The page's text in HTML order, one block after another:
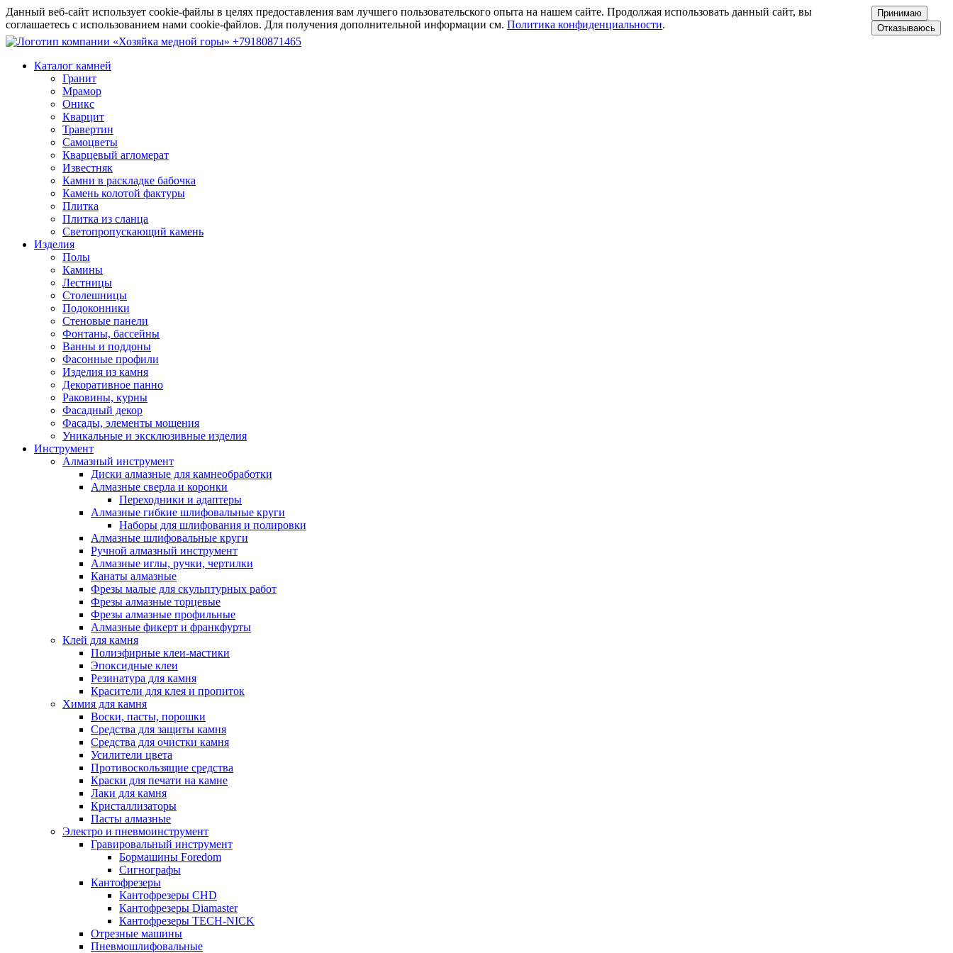
Данный веб-сайт использует cookie-файлы в целях предоставления вам лучшего пользовательского опыта на нашем сайте. Продолжая использовать данный сайт, вы
соглашаетесь с использованием нами cookie-файлов. Для получения дополнительной информации см. Политика конфиденциальности.
Принимаю
Отказываюсь
+79180871465
Каталог камней
Гранит
Мрамор
Оникс
Кварцит
Травертин
Самоцветы
Кварцевый агломерат
Известняк
Камни в раскладке бабочка
Камень колотой фактуры
Плитка
Плитка из сланца
Светопропускающий камень
Изделия
Полы
Камины
Лестницы
Столешницы
Подоконники
Стеновые панели
Фонтаны, бассейны
Ванны и поддоны
Фасонные профили
Изделия из камня
Декоративное панно
Раковины, курны
Фасадный декор
Фасады, элементы мощения
Уникальные и эксклюзивные изделия
Инструмент
Алмазный инструмент
Диски алмазные для камнеобработки
Алмазные сверла и коронки
Переходники и адаптеры
Алмазные гибкие шлифовальные круги
Наборы для шлифования и полировки
Алмазные шлифовальные круги
Ручной алмазный инструмент
Алмазные иглы, ручки, чертилки
Канаты алмазные
Фрезы малые для скульптурных работ
Фрезы алмазные торцевые
Фрезы алмазные профильные
Алмазные фикерт и франкфурты
Клей для камня
Полиэфирные клеи-мастики
Эпоксидные клеи
Резинатура для камня
Красители для клея и пропиток
Химия для камня
Воски, пасты, порошки
Средства для защиты камня
Средства для очистки камня
Усилители цвета
Противоскользящие средства
Краски для печати на камне
Лаки для камня
Кристаллизаторы
Пасты алмазные
Электро и пневмоинструмент
Гравировальный инструмент
Бормашины Foredom
Сигнографы
Кантофрезеры
Кантофрезеры CHD
Кантофрезеры Diamaster
Кантофрезеры TECH-NICK
Отрезные машины
Пневмошлифовальные